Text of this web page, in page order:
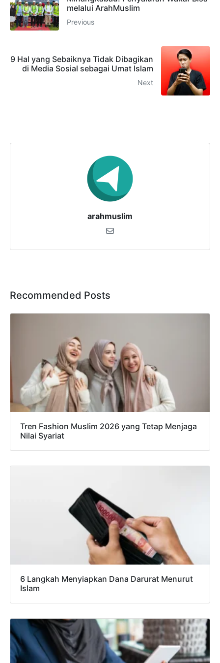
melalui ArahMuslim
Previous
9 Hal yang Sebaiknya Tidak Dibagikan
di Media Sosial sebagai Umat Islam
Next
arahmuslim
Recommended Posts
Tren Fashion Muslim 2026 yang Tetap Menjaga
Nilai Syariat
6 Langkah Menyiapkan Dana Darurat Menurut
Islam